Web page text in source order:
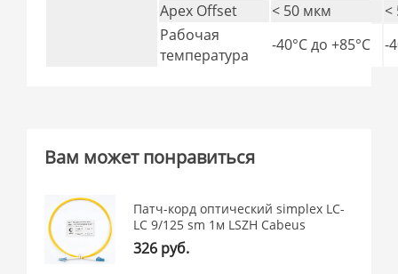
Apex Offset
< 50 мкм
<
Рабочая
температура
-40°C дo +85°C -
Вам может понравиться
Патч-корд оптический simplex LC-
LC 9/125 sm 1м LSZH Cabeus
326 руб.